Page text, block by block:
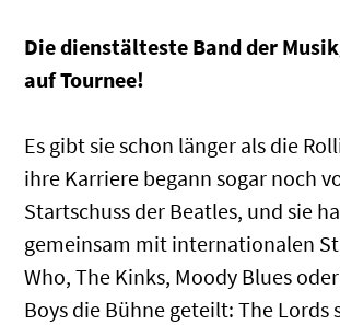
Die dienstälteste Band der
auf Tournee!
Es gibt sie schon länger als die
ihre Karriere begann sogar noch
Startschuss der Beatles, und sie
gemeinsam mit internationalen
Who, The Kinks, Moody Blues
Boys die Bühne geteilt: The Lords